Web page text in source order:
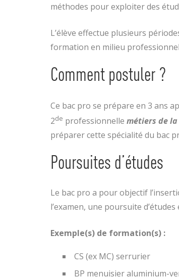
méthodes pour exploiter des
L’élève effectue plusieurs
formation en milieu
Comment postuler ?
Ce bac pro se prépare en 3 ans
2de professionnelle métiers de
préparer cette spécialité du bac
Poursuites d’études
Le bac pro a pour objectif
l’examen, une poursuite
Exemple(s) de formation(s) :
CS (ex MC) serrurier
BP menuisier aluminium-